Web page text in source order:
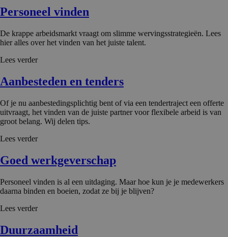
Personeel vinden
De krappe arbeidsmarkt vraagt om slimme wervingsstrategieën. Lees
hier alles over het vinden van het juiste talent.
Lees verder
Aanbesteden en tenders
Of je nu aanbestedingsplichtig bent of via een tendertraject een offerte
uitvraagt, het vinden van de juiste partner voor flexibele arbeid is van
groot belang. Wij delen tips.
Lees verder
Goed werkgever­schap
Personeel vinden is al een uitdaging. Maar hoe kun je je medewerkers
daarna binden en boeien, zodat ze bij je blijven?
Lees verder
Duurzaam­heid